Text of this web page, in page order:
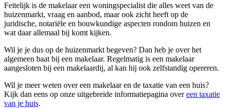
Feitelijk is de makelaar een woningspecialist die alles weet van de
huizenmarkt, vraag en aanbod, maar ook zicht heeft op de
juridische, notariële en bouwkundige aspecten rondom huizen en
wat daar allemaal bij komt kijken.
Wil je je dus op de huizenmarkt begeven? Dan heb je over het
algemeen baat bij een makelaar. Regelmatig is een makelaar
aangesloten bij een makelaardij, al kan hij ook zelfstandig opereren.
Wil je meer weten over een makelaar en de taxatie van een huis?
Kijk dan eens op onze uitgebreide informatiepagina overeen taxatie
van je huis.